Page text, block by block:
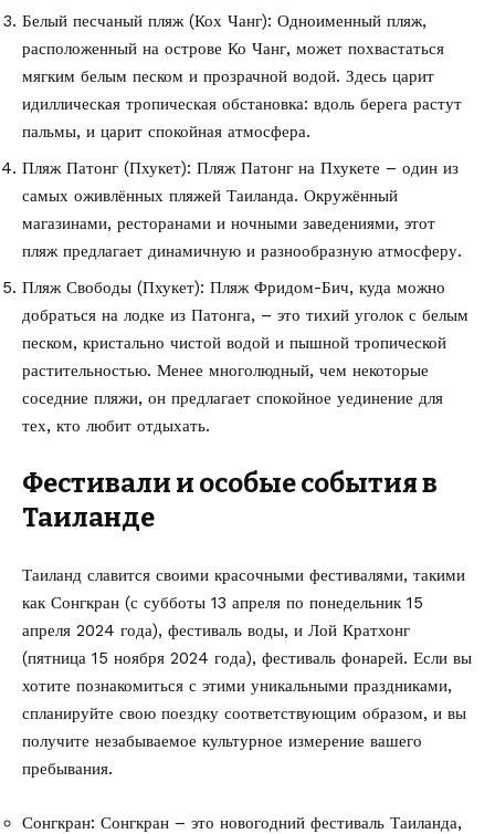
Белый песчаный пляж (Кох Чанг): Одноименный пляж,
расположенный на острове Ко Чанг, может похвастаться
мягким белым песком и прозрачной водой. Здесь царит
идиллическая тропическая обстановка: вдоль берега растут
пальмы, и царит спокойная атмосфера.
Пляж Патонг (Пхукет): Пляж Патонг на Пхукете – один из
самых оживлённых пляжей Таиланда. Окружённый
магазинами, ресторанами и ночными заведениями, этот
пляж предлагает динамичную и разнообразную атмосферу.
Пляж Свободы (Пхукет): Пляж Фридом-Бич, куда можно
добраться на лодке из Патонга, – это тихий уголок с белым
песком, кристально чистой водой и пышной тропической
растительностью. Менее многолюдный, чем некоторые
соседние пляжи, он предлагает спокойное уединение для
тех, кто любит отдыхать.
Фестивали и особые события в
Таиланде
Таиланд славится своими красочными фестивалями, такими
как Сонгкран (с субботы 13 апреля по понедельник 15
апреля 2024 года), фестиваль воды, и Лой Кратхонг
(пятница 15 ноября 2024 года), фестиваль фонарей. Если вы
хотите познакомиться с этими уникальными праздниками,
спланируйте свою поездку соответствующим образом, и вы
получите незабываемое культурное измерение вашего
пребывания.
Сонгкран: Сонгкран – это новогодний фестиваль Таиланда,